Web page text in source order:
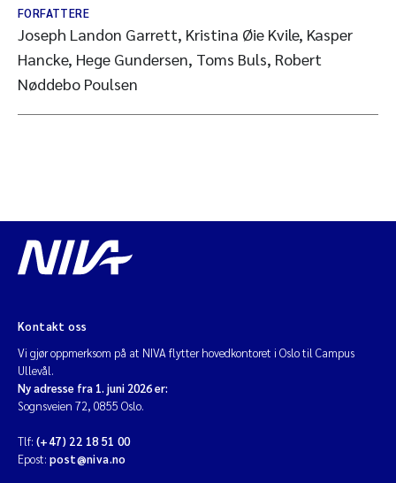
FORFATTERE
Joseph Landon Garrett, Kristina Øie Kvile, Kasper
Hancke, Hege Gundersen, Toms Buls, Robert
Nøddebo Poulsen
Kontakt oss
Vi gjør oppmerksom på at NIVA flytter hovedkontoret i Oslo til Campus
Ullevål.
Ny adresse fra 1. juni 2026 er:
Sognsveien 72, 0855 Oslo.
Tlf: (+47) 22 18 51 00
Epost: post@niva.no